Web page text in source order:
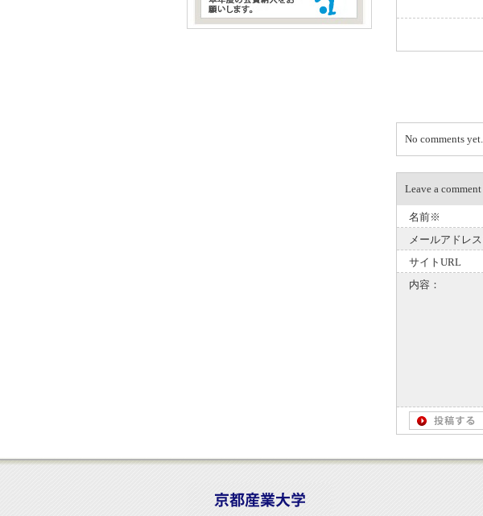
No comments yet.
Leave a
名前※
メールアドレ
サイトURL
内容：